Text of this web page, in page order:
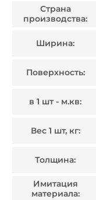
Страна
производства:
Ширина:
Поверхность:
в 1 шт - м.кв:
Вес 1 шт, кг:
Толщина:
Имитация
материала: